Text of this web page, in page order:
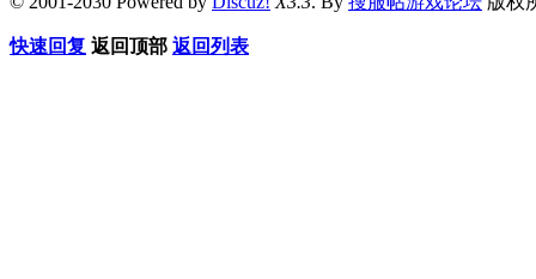
快速回复 返回顶部 返回列表